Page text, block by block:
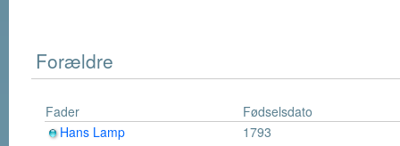
Forældre
Fader
Fødselsdato
Hans Lamp
1793